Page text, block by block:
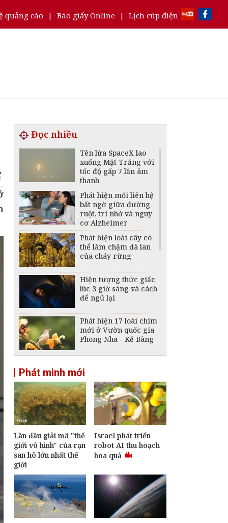
quảng cáo | Báo giấy Online | Lịch cúp điện
Đọc nhiều
Tên lửa SpaceX lao
xuống Mặt Trăng với
tốc độ gấp 7 lần âm
thanh
Phát hiện mối liên hệ
bất ngờ giữa đường
ruột, trí nhớ và nguy
cơ Alzheimer
Phát hiện loài cây có
thể làm chậm đà lan
của cháy rừng
Hiện tượng thức giấc
lúc 3 giờ sáng và cách
để ngủ lại
Phát hiện 17 loài chim
mới ở Vườn quốc gia
Phong Nha - Kẻ Bàng
trở về Quảng Trị -
hành trình hồi sinh
loài chim đặc hữu
Việt Nam
Phát minh mới
Lần đầu giải mã "thế
giới vô hình" của rạn
san hô lớn nhất thế
giới
Israel phát triển
robot AI thu hoạch
hoa quả